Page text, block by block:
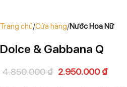
Trang chủ Cửa hàng Nước Hoa Nữ
Dolce & Gabbana Q
4.850.000₫ 2.950.000₫